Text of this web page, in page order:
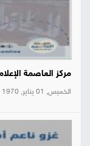
مركز العاصمة
الخميس, 01 يناير, 1970